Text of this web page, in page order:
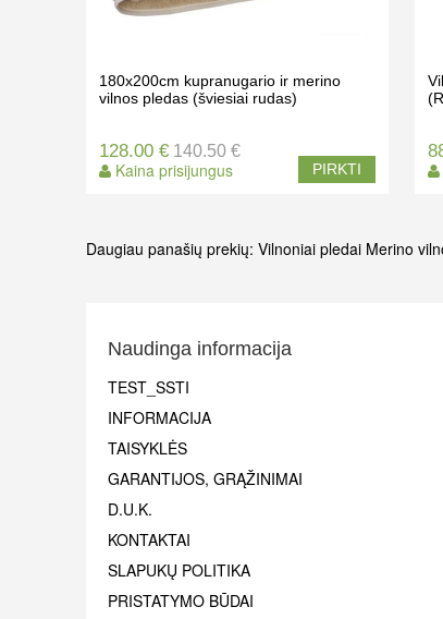
180х200сm kupranugario ir merino
vilnos pledas (šviesiai rudas)
128.00 €
Kaina prisijungus
140.50 €
PIRKTI
Daugiau panašių prekių: Vilnoniai pledai Merino
Naudinga informacija
TEST_SSTI
INFORMACIJA
TAISYKLĖS
GARANTIJOS, GRĄŽINIMAI
D.U.K.
KONTAKTAI
SLAPUKŲ POLITIKA
PRISTATYMO BŪDAI